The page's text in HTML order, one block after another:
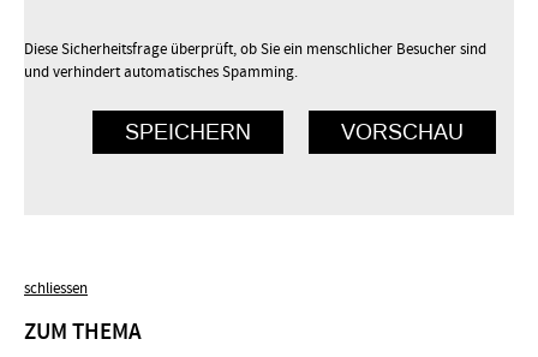
Diese Sicherheitsfrage überprüft, ob Sie ein menschlicher Besucher sind
und verhindert automatisches Spamming.
schliessen
ZUM THEMA